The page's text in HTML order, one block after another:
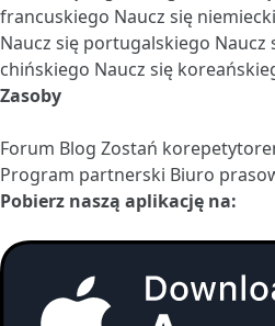
francuskiego Naucz się
Naucz się portugalskiego Naucz
chińskiego Naucz się
Zasoby
Forum Blog Zostań
Program partnerski Biuro
Pobierz naszą aplikację na: